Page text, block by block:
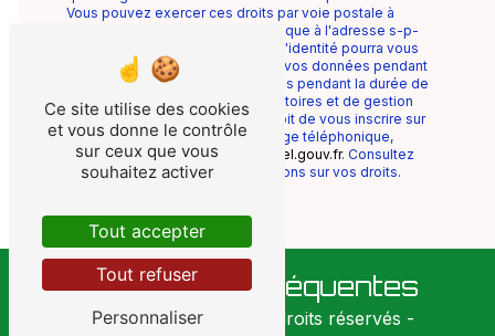
Vous pouvez exercer ces droits par voie postale à
l'adresse ou par courrier électronique à l'adresse s-p-
e2016@outlook.fr. Un justificatif d'identité pourra vous
être demandé. Nous conservons vos données pendant
la période de prise de contact puis pendant la durée de
prescription légale aux fins probatoires et de gestion
des contentieux. Vous avez le droit de vous inscrire sur
la liste d'opposition au démarchage téléphonique,
disponible à cette adresse:
Bloctel.gouv.fr. Consultez
le site cnil.fr pour plus d’informations sur vos droits.
Recherches fréquentes
Vistalid- 2026 - Tous droits réservés -
Ce site utilise des cookies
et vous donne le contrôle
sur ceux que vous
souhaitez activer
Tout accepter
Tout refuser
Personnaliser